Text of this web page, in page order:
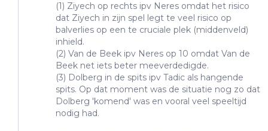
(1) Ziyech op rechts ipv Neres omdat het risico
dat Ziyech in zijn spel legt te veel risico op
balverlies op een te cruciale plek (middenveld)
inhield.
(2) Van de Beek ipv Neres op 10 omdat Van de
Beek net iets beter meeverdedigde.
(3) Dolberg in de spits ipv Tadic als hangende
spits. Op dat moment was de situatie nog zo dat
Dolberg 'komend' was en vooral veel speeltijd
nodig had.